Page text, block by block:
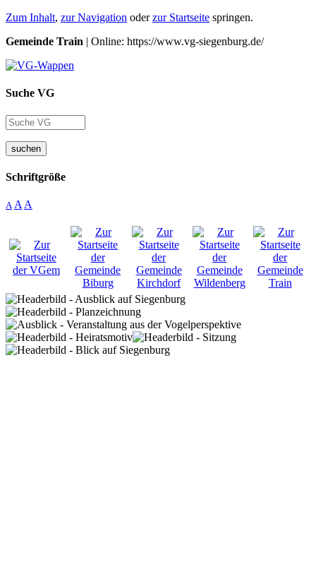
Zum Inhalt, zur Navigation oderzur Startseite springen.
Gemeinde Train | Online: https://www.vg-siegenburg.de/
Suche VG
suchen
Schriftgröße
A A A